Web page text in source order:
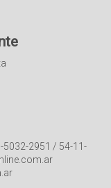
5032-2951 / 54-11-